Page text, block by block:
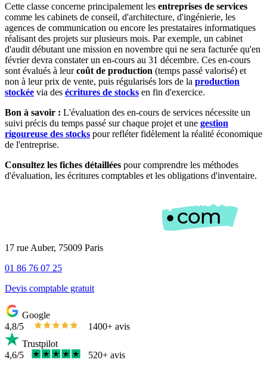
Cette classe concerne principalement les entreprises de services
comme les cabinets de conseil, d'architecture, d'ingénierie, les
agences de communication ou encore les prestataires informatiques
réalisant des projets sur plusieurs mois. Par exemple, un cabinet
d'audit débutant une mission en novembre qui ne sera facturée qu'en
février devra constater un en-cours au 31 décembre. Ces en-cours
sont évalués à leurcoût de production (temps passé valorisé) et
non à leur prix de vente, puis régularisés lors de la production
stockée via des écritures de stocks en fin d'exercice.
Bon à savoir : L'évaluation des en-cours de services nécessite un
suivi précis du temps passé sur chaque projet et une gestion
rigoureuse des stocks pour refléter fidèlement la réalité économique
de l'entreprise.
Consultez les fiches détaillées pour comprendre les méthodes
d'évaluation, les écritures comptables et les obligations d'inventaire.
17 rue Auber, 75009 Paris
01 86 76 07 25
Devis comptable gratuit
Google
4,8/5
1400+ avis
Trustpilot
4,6/5
520+ avis